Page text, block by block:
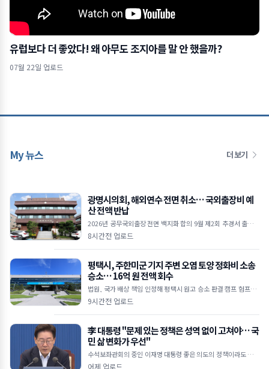
유럽보다 더 좋았다! 왜 아무도 조지아를 말 안 했을까?
07월 22일 업로드
My 뉴스 더 보기
광명시의회, 해외연수 전면 취소… 국외출장비 예
산 전액 반납
2026년 공무국외출장 전면 백지화 합의 9월 제2회 추경서 출장비
예산 전액 감액 절감된 예산, 소상공인 및 민생경제 회복에 투입 ■
8시간전 업로드
평택시, 주한미군 기지 주변 오염 토양 정화비 소송
승소… 16억 원 전액 회수
법원, 국가 배상 책임 인정해 평택시 원고 승소 판결 캠프 험프리·
오산에어베이스 일대 2,460㎥ 토양 정화 비용 회수 한미 SOFA 및
9시간전 업로드
李 대통령 "문제 있는 정책은 성역 없이 고쳐야… 국
민 삶 변화가 우선"
수석보좌관회의 중인 이재명 대통령 좋은 의도의 정책이라도 피해
주면 무용지물 임기 1,400일 남아… 체감 성과 내는 적극 행정 당
어제 업로드